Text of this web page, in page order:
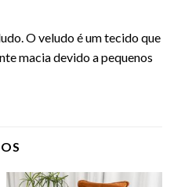
O veludo é um tecido que
macia devido a pequenos